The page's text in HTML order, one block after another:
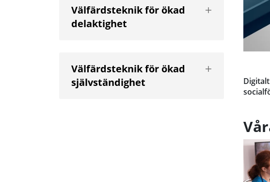
Välfärdsteknik för ökad
delaktighet
Visa
nästa
Välfärdsteknik för ökad
självständighet
Visa
nästa